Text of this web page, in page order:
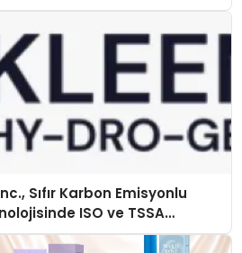
Sıfır Karbon Emisyonlu
ISO ve TSSA
Aldı